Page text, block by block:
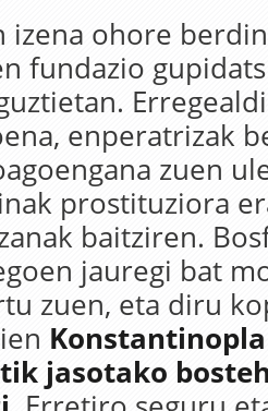
izena ohore
fundazio
enperatrizak
zuen
prostituziora
baitziren.
jauregi bat
zuen, eta diru
jasotako